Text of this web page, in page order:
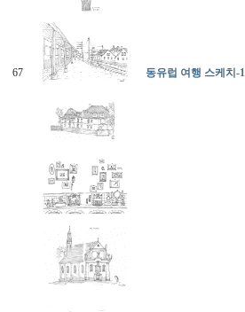
67 동유럽 여행 스케치-1